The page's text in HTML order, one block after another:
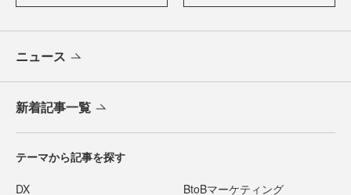
ニュース
新着記事一覧
テーマから記事を探す
DX BtoBマーケティング